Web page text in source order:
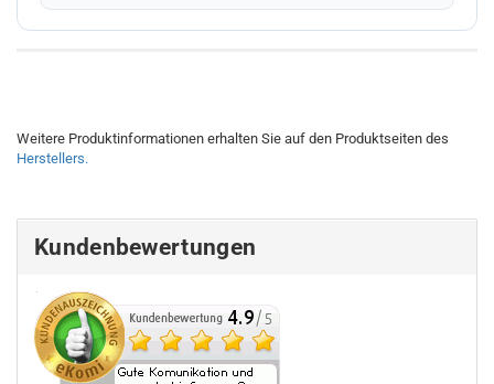
Weitere Produktinformationen erhalten Sie auf den Produktseiten des
Herstellers.
Kundenbewertungen